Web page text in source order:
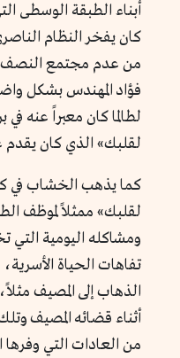
أبناء الطبقة الوسطى
كان يفخر النظام
من عدم مجتمع النصف في
فؤاد المهندس بشكل
لطالما كان معبراً عنه
لقلبك» الذي كان
كما يذهب الخشاب في
لقلبك» ممثلاً لموظف
ومشاكله اليومية التي
تفاهات الحياة
الذهاب إلى المصيف
أثناء قضائه المصيف
من العادات التي وفرها